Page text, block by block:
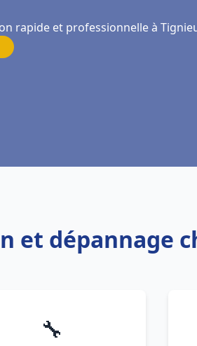
rapide et professionnelle à
et dépannage
🔧